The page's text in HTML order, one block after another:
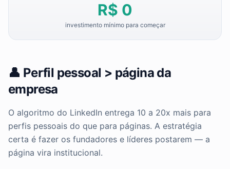
R$ 0
investimento mínimo para começar
👤 Perfil pessoal > página da
empresa
O algoritmo do LinkedIn entrega 10 a 20x mais para
perfis pessoais do que para páginas. A estratégia
certa é fazer os fundadores e líderes postarem — a
página vira institucional.